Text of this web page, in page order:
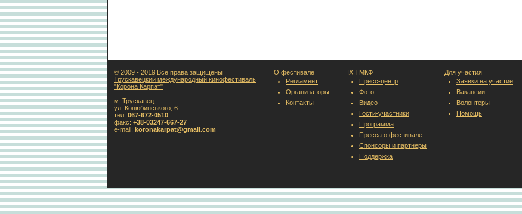
© 2009 - 2019 Все права защищены
Трускавецкий международный кинофестиваль
"Корона Карпат"
м. Трускавец
ул. Коцюбинського, 6
тел: 067-672-0510
факс: +38-03247-667-27
e-mail: koronakarpat@gmail.com
О фестивале
Регламент
Организаторы
Контакты
IX ТМКФ
Пресс-центр
Фото
Видео
Гости-участники
Программа
Пресса о фестивале
Спонсоры и партнеры
Поддержка
Для участия
Заявки на участие
Вакансии
Волонтеры
Помощь